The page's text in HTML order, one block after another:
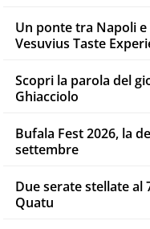
Un ponte tra Napoli
Vesuvius Taste
Scopri la parola del
Ghiacciolo
Bufala Fest 2026, la
settembre
Due serate stellate al
Quatu